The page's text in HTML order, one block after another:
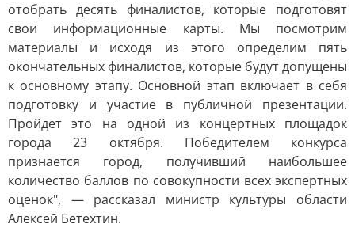
отобрать десять финалистов, которые подготовят
свои информационные карты. Мы посмотрим
материалы и исходя из этого определим пять
окончательных финалистов, которые будут допущены
к основному этапу. Основной этап включает в себя
подготовку и участие в публичной презентации.
Пройдет это на одной из концертных площадок
города 23 октября. Победителем конкурса
признается город, получивший наибольшее
количество баллов по совокупности всех экспертных
оценок", — рассказал министр культуры области
Алексей Бетехтин.